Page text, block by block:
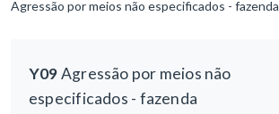
Agressão por meios não especificados - fazenda
Y09Agressão por meios não
especificados - fazenda